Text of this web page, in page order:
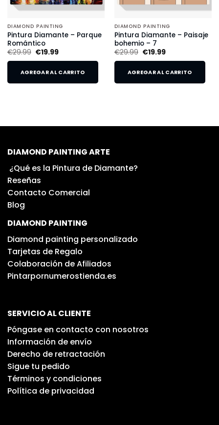
DIAMOND PAINTING
Pintura Diamante – Parque
Romántico
€29.99 €19.99
AGREGAR AL CARRITO
DIAMOND PAINTING
Pintura Diamante – Paisaje
bohemio – 7
€29.99 €19.99
AGREGAR AL CARRITO
DIAMOND PAINTING ARTE
¿Qué es la Pintura de Diamante?
Reseñas
Contacto Comercial
Blog
DIAMOND PAINTING
Diamond painting personalizado
Tarjetas de Regalo
Colaboración de Afiliados
Pintarpornumerostienda.es
SERVICIO AL CLIENTE
Póngase en contacto con nosotros
Información de envío
Derecho de retractación
Sigue tu pedido
Términos y condiciones
Política de privacidad